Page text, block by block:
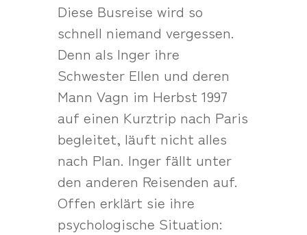
Diese Busreise wird so
schnell niemand vergessen.
Denn als Inger ihre
Schwester Ellen und deren
Mann Vagn im Herbst 1997
auf einen Kurztrip nach Paris
begleitet, läuft nicht alles
nach Plan. Inger fällt unter
den anderen Reisenden auf.
Offen erklärt sie ihre
psychologische Situation: